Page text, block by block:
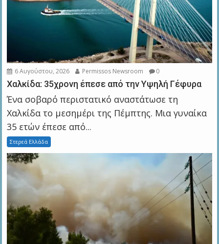
6 Αυγούστου, 2026 Permissos Newsroom 0
Χαλκίδα: 35χρονη έπεσε από την Υψηλή Γέφυρα
Ένα σοβαρό περιστατικό αναστάτωσε τη
Χαλκίδα το μεσημέρι της Πέμπτης. Μια γυναίκα
35 ετών έπεσε από...
Στερεά Ελλάδα